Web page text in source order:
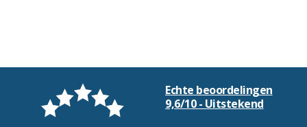
Echte beoordelingen
9,6/10 - Uitstekend